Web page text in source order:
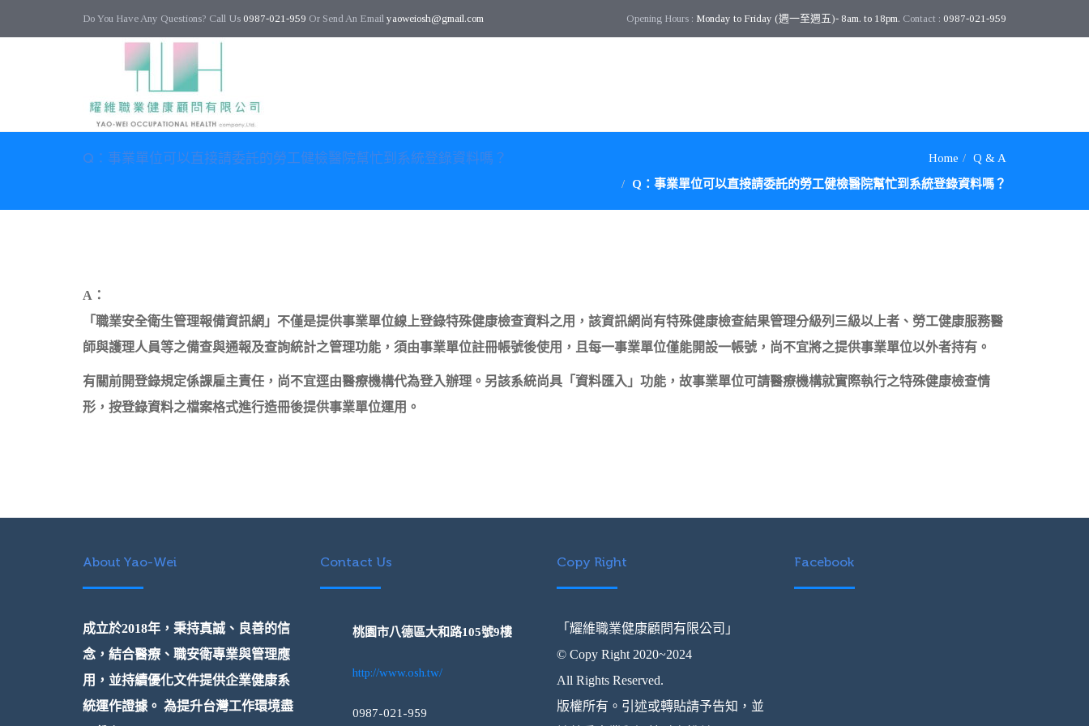
Do You Have Any Questions? Call Us 0987-021-959 Or Send An Email yaoweiosh@gmail.com Opening Hours : Monday to Friday (週一至週五)- 8am. to 18pm. Contact : 0987-021-959
Q：事業單位可以直接請委託的勞工健檢醫院幫忙到系統登錄資料嗎？ Home
Q & A
Q：事業單位可以直接請委託的勞工健檢醫院幫忙到系統登錄資料嗎？
02
5 月
0
A：
「職業安全衛生管理報備資訊網」不僅是提供事業單位線上登錄特殊健康檢查資料之用，該資訊網尚有特殊健康檢查結果管理分級列三級以上者、勞工健康服務醫
師與護理人員等之備查與通報及查詢統計之管理功能，須由事業單位註冊帳號後使用，且每一事業單位僅能開設一帳號，尚不宜將之提供事業單位以外者持有。
有關前開登錄規定係課雇主責任，尚不宜逕由醫療機構代為登入辦理。另該系統尚具「資料匯入」功能，故事業單位可請醫療機構就實際執行之特殊健康檢查情
形，按登錄資料之檔案格式進行造冊後提供事業單位運用。
About Yao-Wei
成立於2018年，秉持真誠、良善的信
念，結合醫療、職安衛專業與管理應
用，並持續優化文件提供企業健康系
統運作證據。 為提升台灣工作環境盡
Contact Us
桃園市八德區大和路105號9樓
http://www.osh.tw/
0987-021-959
Copy Right
「耀維職業健康顧問有限公司」
© Copy Right 2020~2024
All Rights Reserved.
版權所有。引述或轉貼請予告知，並
Facebook